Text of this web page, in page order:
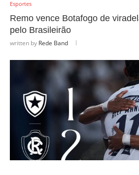
Esportes
Remo vence Botafogo de
pelo Brasileirão
written by Rede Band